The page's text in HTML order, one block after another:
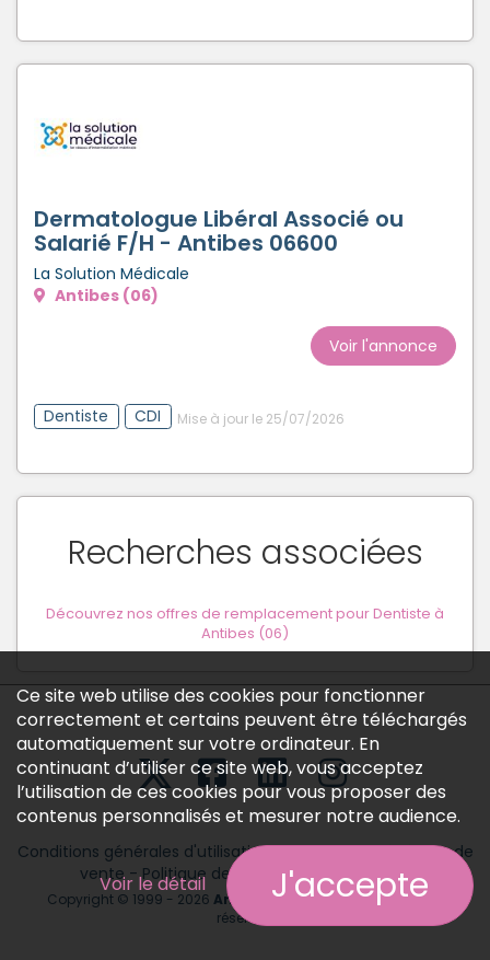
Dermatologue Libéral Associé ou
Salarié F/H - Antibes 06600
La Solution Médicale
Antibes (06)
Voir l'annonce
Dentiste CDI Mise à jour le 25/07/2026
Recherches associées
Découvrez nos offres de remplacement pour Dentiste à
Antibes (06)
Conditions générales d'utilisation-Conditions générales de
vente -Politique des données personnelles
Copyright © 1999 - 2026 Annonces médicalestous droits
réservés.
Ce site web utilise des cookies pour fonctionner
correctement et certains peuvent être téléchargés
automatiquement sur votre ordinateur. En
continuant d’utiliser ce site web, vous acceptez
l’utilisation de ces cookies pour vous proposer des
contenus personnalisés et mesurer notre audience.
Voir le détail J'accepte